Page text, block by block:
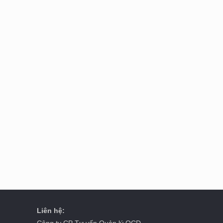
Liên hệ: